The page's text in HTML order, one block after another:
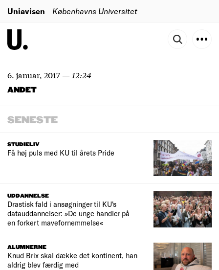
Uniavisen Københavns Universitet
6. januar, 2017— 12:24
ANDET
SENESTE
STUDIELIV
Få høj puls med KU til årets Pride
UDDANNELSE
Drastisk fald i ansøgninger til KU's
datauddannelser: »De unge handler på
en forkert mavefornemmelse«
ALUMNERNE
Knud Brix skal dække det kontinent, han
aldrig blev færdig med